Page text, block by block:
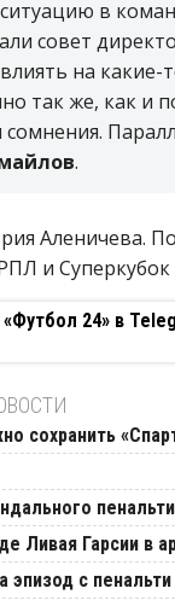
в
совет
на
так же, как и
.
Аленичева.
и Суперкубок
24» в
сохранить
Ливая Гарсии в
эпизод с